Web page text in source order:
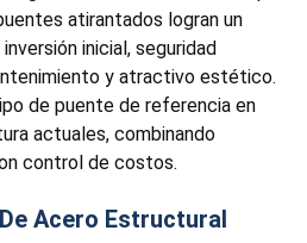
atirantados logran un
inicial, seguridad
y atractivo estético.
de puente de referencia en
actuales, combinando
control de costos.
Acero Estructural